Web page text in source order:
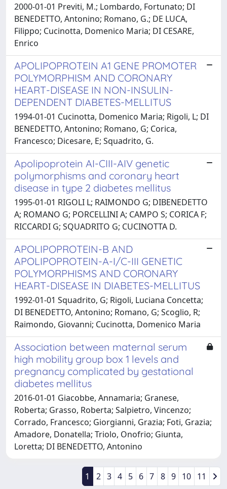
2000-01-01 Previti, M.; Lombardo, Fortunato; DI
BENEDETTO, Antonino; Romano, G.; DE LUCA,
Filippo; Cucinotta, Domenico Maria; DI CESARE,
Enrico
APOLIPOPROTEIN A1 GENE PROMOTER
POLYMORPHISM AND CORONARY
HEART-DISEASE IN NON-INSULIN-
DEPENDENT DIABETES-MELLITUS
1994-01-01 Cucinotta, Domenico Maria; Rigoli, L; DI
BENEDETTO, Antonino; Romano, G; Corica,
Francesco; Dicesare, E; Squadrito, G.
Apolipoprotein AI-CIII-AIV genetic
polymorphisms and coronary heart
disease in type 2 diabetes mellitus
1995-01-01 RIGOLI L; RAIMONDO G; DIBENEDETTO
A; ROMANO G; PORCELLINI A; CAMPO S; CORICA F;
RICCARDI G; SQUADRITO G; CUCINOTTA D.
APOLIPOPROTEIN-B AND
APOLIPOPROTEIN-A-I/C-III GENETIC
POLYMORPHISMS AND CORONARY
HEART-DISEASE IN DIABETES-MELLITUS
1992-01-01 Squadrito, G; Rigoli, Luciana Concetta;
DI BENEDETTO, Antonino; Romano, G; Scoglio, R;
Raimondo, Giovanni; Cucinotta, Domenico Maria
Association between maternal serum
high mobility group box 1 levels and
pregnancy complicated by gestational
diabetes mellitus
2016-01-01 Giacobbe, Annamaria; Granese,
Roberta; Grasso, Roberta; Salpietro, Vincenzo;
Corrado, Francesco; Giorgianni, Grazia; Foti, Grazia;
Amadore, Donatella; Triolo, Onofrio; Giunta,
Loretta; DI BENEDETTO, Antonino
1 2 3 4 5 6 7 8 9 10 11